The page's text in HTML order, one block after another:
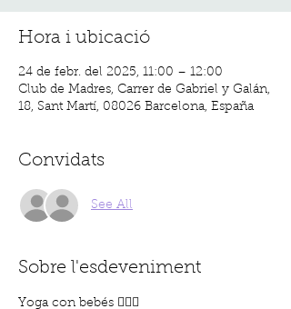
Hora i ubicació
24 de febr. del 2025, 11:00 – 12:00
Club de Madres, Carrer de Gabriel y Galán,
18, Sant Martí, 08026 Barcelona, España
Convidats
See All
Sobre l'esdeveniment
Yoga con bebés 🧘‍♀️✨